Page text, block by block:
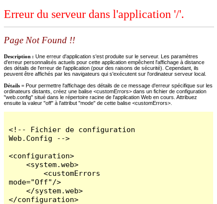
Erreur du serveur dans l'application '/'.
Page Not Found !!
Description : Une erreur d'application s'est produite sur le serveur. Les paramètres
d'erreur personnalisés actuels pour cette application empêchent l'affichage à distance
des détails de l'erreur de l'application (pour des raisons de sécurité). Cependant, ils
peuvent être affichés par les navigateurs qui s'exécutent sur l'ordinateur serveur local.
Détails = Pour permettre l'affichage des détails de ce message d'erreur spécifique sur les
ordinateurs distants, créez une balise <customErrors> dans un fichier de configuration
"web.config" situé dans le répertoire racine de l'application Web en cours. Attribuez
ensuite la valeur "off" à l'attribut "mode" de cette balise <customErrors>.
<!-- Fichier de configuration
Web.Config -->
<configuration>
    <system.web>
        <customErrors
mode="Off"/>
    </system.web>
</configuration>